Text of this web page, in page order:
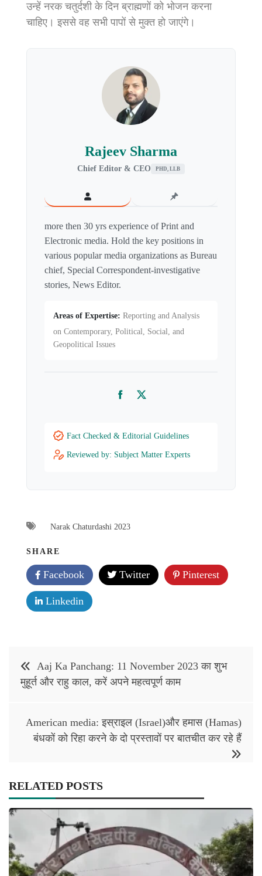
उन्हें नरक चतुर्दशी के दिन ब्राह्मणों को भोजन करना
चाहिए। इससे वह सभी पापों से मुक्त हो जाएंगे।
Rajeev Sharma
Chief Editor & CEO PHD, LLB
more then 30 yrs experience of Print and
Electronic media. Hold the key positions in
various popular media organizations as Bureau
chief, Special Correspondent-investigative
stories, News Editor.
Areas of Expertise: Reporting and Analysis
on Contemporary, Political, Social, and
Geopolitical Issues
FacebookTwitter
Fact Checked & Editorial Guidelines
Reviewed by: Subject Matter Experts
Narak Chaturdashi 2023
SHARE
Facebook Twitter Pinterest
Linkedin
Post
navigation
Aaj Ka Panchang: 11 November 2023 का शुभ
मुहूर्त और राहु काल, करें अपने महत्वपूर्ण काम
American media: इस्राइल (Israel)और हमास (Hamas)
बंधकों को रिहा करने के दो प्रस्‍तावों पर बातचीत कर रहे हैं
RELATED POSTS